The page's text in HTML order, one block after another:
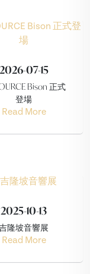
2026-07-15
Bison 正式
登場
Read More
2025-10-13
隆坡音響展
Read More